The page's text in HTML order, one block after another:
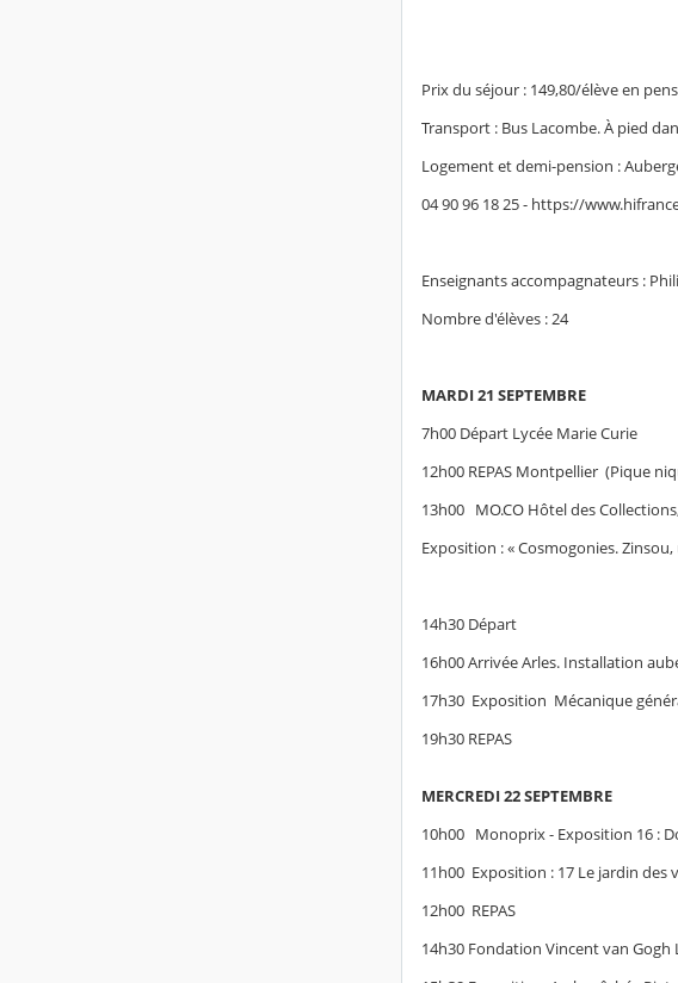
Prix du séjour : 149,80/élève en
Transport : Bus Lacombe. À pied
Logement et demi-pension :
04 90 96 18 25 - https://
Enseignants accompagnateurs :
Nombre d'élèves : 24
MARDI 21 SEPTEMBRE
7h00 Départ Lycée Marie Curie
12h00 REPAS Montpellier (Pique
13h00 MO.CO Hôtel des
Exposition : « Cosmogonies.
14h30 Départ
16h00 Arrivée Arles. Installation
17h30 Exposition Mécanique
19h30 REPAS
MERCREDI 22 SEPTEMBRE
10h00 Monoprix - Exposition 16 :
11h00 Exposition : 17 Le jardin des
12h00 REPAS
14h30 Fondation Vincent van Gogh